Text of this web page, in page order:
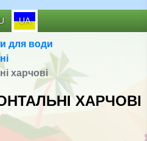
UA
для води
харчові
ХАРЧОВІ